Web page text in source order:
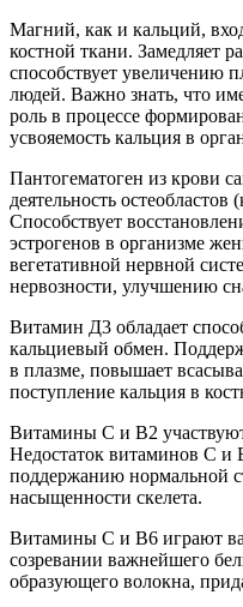
Магний, как и кальций,
костной ткани. Замедляет
способствует увеличению
людей. Важно знать, что
роль в процессе
усвояемость кальция в
Пантогематоген из крови
деятельность остеобластов
Способствует
эстрогенов в организме
вегетативной нервной
нервозности, улучшению
Витамин Д3 обладает
кальциевый обмен.
в плазме, повышает
поступление кальция в
Витамины С и В2
Недостаток витаминов С и
поддержанию нормальной
насыщенности скелета.
Витамины С и В6 играют
созревании важнейшего
образующего волокна,